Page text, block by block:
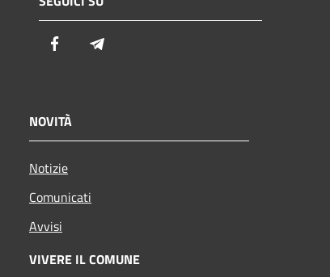
Facebook
NOVITÀ
Notizie
Comunicati
Avvisi
VIVERE IL COMUNE